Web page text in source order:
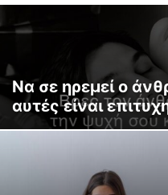
Να σε ηρεμεί ο
αυτές είναι